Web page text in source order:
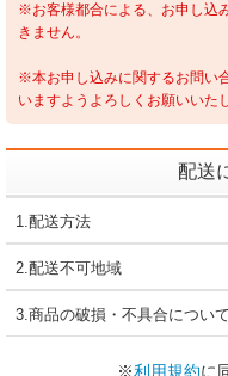
※お客様都合による、お申し込
きません。
※本お申し込みに関するお問い
いますようよろしくお願いいた
配送
1.配送方法
2.配送不可地域
3.商品の破損・不具合について
※利用規約に